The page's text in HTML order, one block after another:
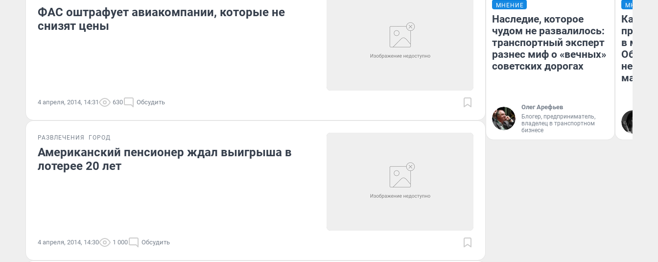
ФАС оштрафует авиакомпании, которые не
снизят цены
4 апреля, 2014, 14:31 630 Обсудить
РАЗВЛЕЧЕНИЯ ГОРОД
Американский пенсионер ждал выигрыша в
лотерее 20 лет
4 апреля, 2014, 14:30 1 000 Обсудить
МНЕНИЕ
Наследие, которое
чудом не развалилось:
транспортный эксперт
разнес миф о «вечных»
советских дорогах
Олег Арефьев
Блогер, предприниматель,
владелец в транспортном
бизнесе
МНЕНИЕ
Какие
в
Обзор